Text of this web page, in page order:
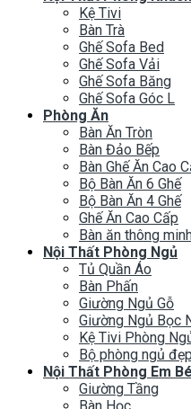
Kệ Tivi
Bàn Trà
Ghế Sofa Bed
Ghế Sofa Vải
Ghế Sofa Băng
Ghế Sofa Góc L
Phòng Ăn
Bàn Ăn Tròn
Bàn Đảo Bếp
Bàn Ghế Ăn Cao
Bộ Bàn Ăn 6 Ghế
Bộ Bàn Ăn 4 Ghế
Ghế Ăn Cao Cấp
Bàn ăn thông
Nội Thất Phòng Ngủ
Tủ Quần Áo
Bàn Phấn
Giường Ngủ Gỗ
Giường Ngủ Bọc
Kệ Tivi Phòng
Bộ phòng ngủ đẹp
Nội Thất Phòng Em Bé
Giường Tầng